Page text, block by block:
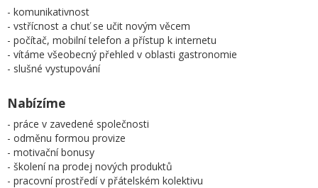
- komunikativnost
- vstřícnost a chuť se učit novým věcem
- počítač, mobilní telefon a přístup k internetu
- vítáme všeobecný přehled v oblasti gastronomie
- slušné vystupování
Nabízíme
- práce v zavedené společnosti
- odměnu formou provize
- motivační bonusy
- školení na prodej nových produktů
- pracovní prostředí v přátelském kolektivu